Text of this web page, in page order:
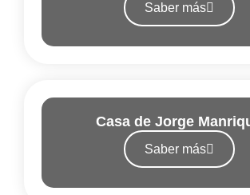
Saber más
Casa de Jorge
Saber más